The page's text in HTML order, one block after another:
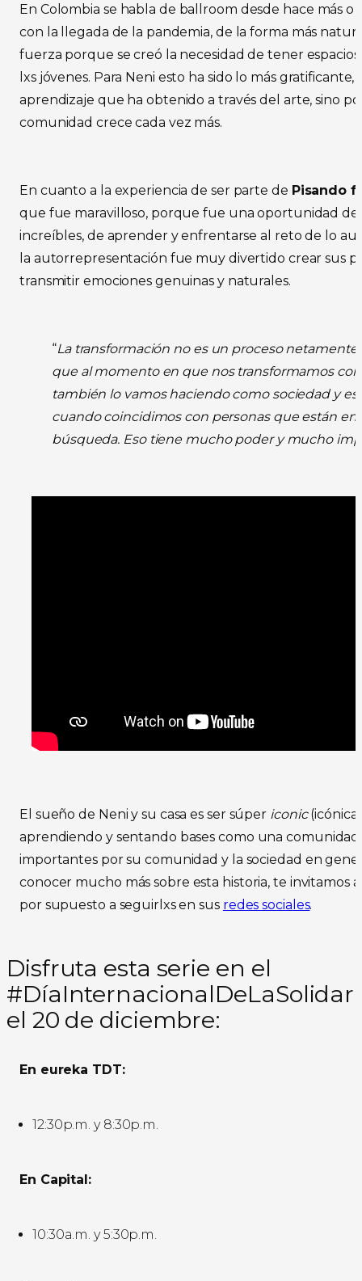
En Colombia se habla de ballroom desde hace más o
con la llegada de la pandemia, de la forma más
fuerza porque se creó la necesidad de tener
lxs jóvenes. Para Neni esto ha sido lo más gratificante,
aprendizaje que ha obtenido a través del arte, sino
comunidad crece cada vez más.
En cuanto a la experiencia de ser parte de Pisando
que fue maravilloso, porque fue una oportunidad de
increíbles, de aprender y enfrentarse al reto de lo
la autorrepresentación fue muy divertido crear sus
transmitir emociones genuinas y naturales.
“La transformación no es un proceso netamente
que al momento en que nos transformamos
también lo vamos haciendo como sociedad y
cuando coincidimos con personas que están en
búsqueda. Eso tiene mucho poder y mucho
El sueño de Neni y su casa es ser súper iconic
aprendiendo y sentando bases como una comunidad
importantes por su comunidad y la sociedad en
conocer mucho más sobre esta historia, te invitamos
por supuesto a seguirlxs en sus redes sociales.
Disfruta esta serie en el
el 20 de diciembre:
En eureka TDT:
12:30p.m. y 8:30p.m.
En Capital:
10:30a.m. y 5:30p.m.